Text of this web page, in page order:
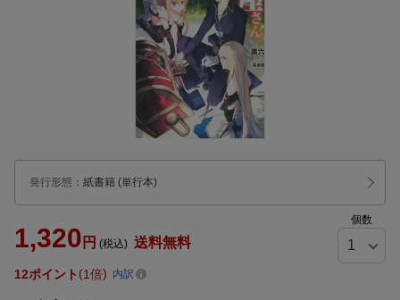
発行形態 ： 紙書籍 (単行本)
1,320 円 (税込) 送料無料
個数
12ポイント 1倍 内訳